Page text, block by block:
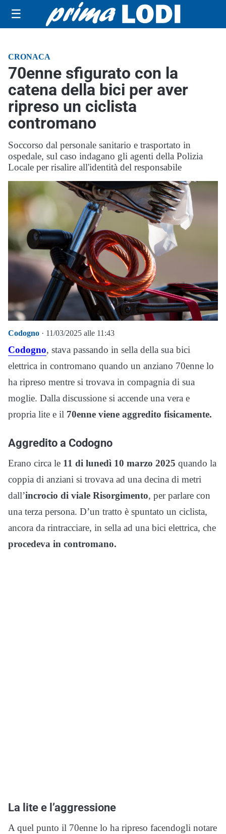
☰
CRONACA
70enne sfigurato con la
catena della bici per aver
ripreso un ciclista
contromano
Soccorso dal personale sanitario e trasportato in
ospedale, sul caso indagano gli agenti della Polizia
Locale per risalire all'identità del responsabile
Codogno · 11/03/2025 alle 11:43
Codogno, stava passando in sella della sua bici
elettrica in contromano quando un anziano 70enne lo
ha ripreso mentre si trovava in compagnia di sua
moglie. Dalla discussione si accende una vera e
propria lite e il 70enne viene aggredito fisicamente.
Aggredito a Codogno
Erano circa le 11 di lunedì 10 marzo 2025 quando la
coppia di anziani si trovava ad una decina di metri
dall’incrocio di viale Risorgimento, per parlare con
una terza persona. D’un tratto è spuntato un ciclista,
ancora da rintracciare, in sella ad una bici elettrica, che
procedeva in contromano.
La lite e l’aggressione
A quel punto il 70enne lo ha ripreso facendogli notare